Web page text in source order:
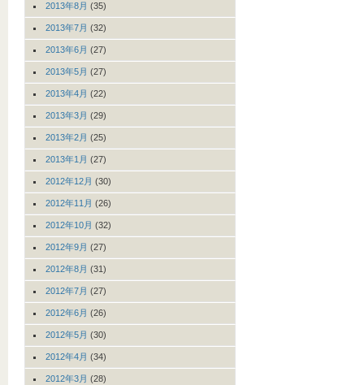
2013年8月 (35)
2013年7月 (32)
2013年6月 (27)
2013年5月 (27)
2013年4月 (22)
2013年3月 (29)
2013年2月 (25)
2013年1月 (27)
2012年12月 (30)
2012年11月 (26)
2012年10月 (32)
2012年9月 (27)
2012年8月 (31)
2012年7月 (27)
2012年6月 (26)
2012年5月 (30)
2012年4月 (34)
2012年3月 (28)